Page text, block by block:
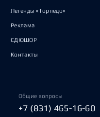
Легенды «Торпедо»
Реклама
СДЮШОР
Контакты
Общие вопросы
+7 (831) 465-16-60